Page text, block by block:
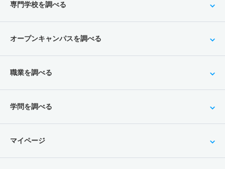
専門学校を調べる
オープンキャンパスを調べる
職業を調べる
学問を調べる
マイページ